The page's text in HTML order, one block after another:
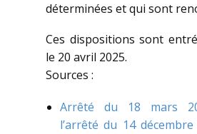
déterminées et qui sont
Ces dispositions sont
le 20 avril 2025.
Sources :
Arrêté du 18 mars
l’arrêté du 14